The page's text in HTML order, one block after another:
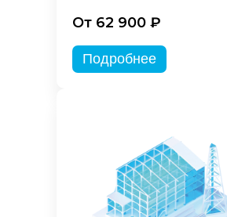
От 62 900 ₽
Подробнее